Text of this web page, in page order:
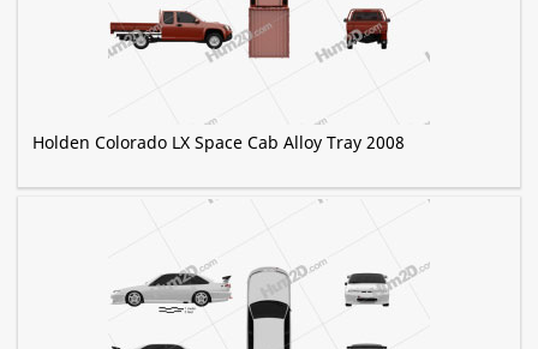
Holden Colorado LX Space Cab Alloy Tray 2008